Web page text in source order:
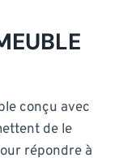
conçu avec
de le
répondre à